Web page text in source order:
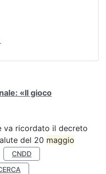
«Il gioco
va ricordato il decreto
del 20 maggio
CNDD